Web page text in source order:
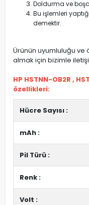
Doldurma ve
Bu işlemleri
demektir.
Ürünün uyumluluğu ve
almak için bizimle
HP HSTNN-OB2R ,
özellikleri:
Hücre Sayısı :
mAh :
Pil Türü :
Renk :
Volt :